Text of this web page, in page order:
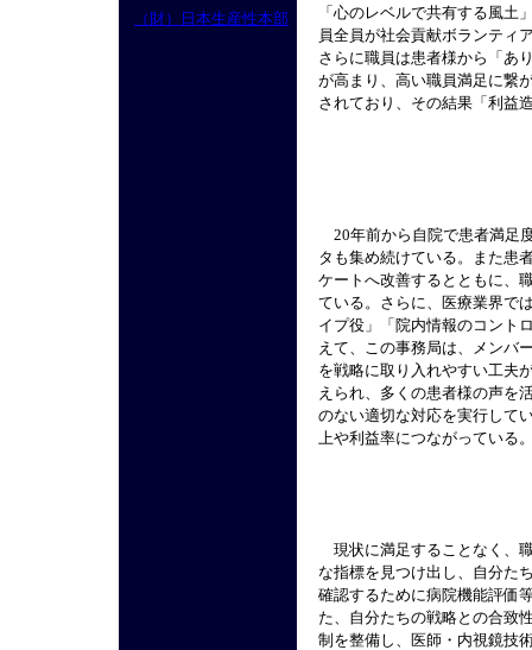
（財）日本生産性本部
「心のレベルで共有する風
員全員が社会貢献ボランティ
さらに職員は患者様から「あ
が高まり、高い職員満足に繋
されており、その結果「利益
20年前から自院で患者満足
タも集め続けている。また患
ケートへ改善するとともに、
ている。さらに、医療業界で
イプ役」「院内情報のコント
えて、この事務局は、メンバ
を戦略に取り入れやすい工夫
えられ、多くの患者様の声を
のない適切な対応を実行して
上や利益率につながっている
現状に満足することなく、
な指標を見つけ出し、自分た
確認するために病院機能評価
た、自分たちの戦略との合致
制を整備し、医師・内視鏡技